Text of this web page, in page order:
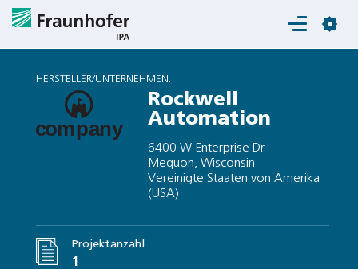
Login
HERSTELLER/UNTERNEHMEN:
Rockwell
Automation
6400 W Enterprise Dr
Mequon, Wisconsin
Vereinigte Staaten von Amerika
(USA)
Projektanzahl
1